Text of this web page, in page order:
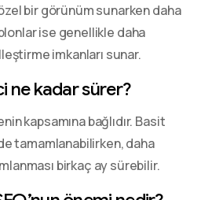
bir görünüm sunarken daha
ise genellikle daha
imkanları sunar.
ne kadar sürer?
kapsamına bağlıdır. Basit
tamamlanabilirken, daha
birkaç ay sürebilir.